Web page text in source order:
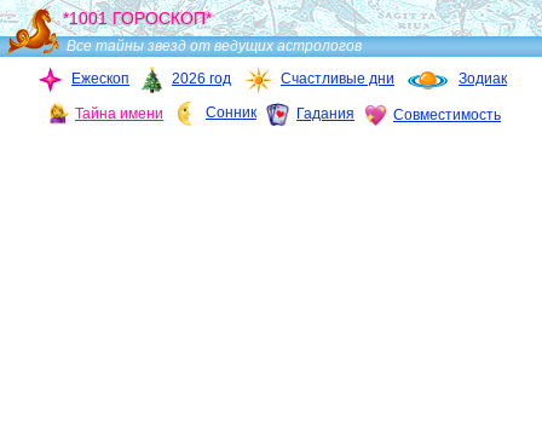
*1001 ГОРОСКОП*
Все тайны звезд от ведущих астрологов
Ежескоп
2026 год Счастливые дни Зодиак
Тайна имени Сонник Гадания Совместимость